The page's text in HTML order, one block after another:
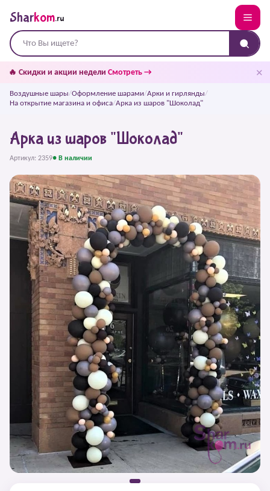
Sharkom.ru
🔥 Скидки и акции недели Смотреть → ✕
Воздушные шары/Оформление шарами/Арки и гирлянды/
На открытие магазина и офиса/Арка из шаров "Шоколад"
Арка из шаров "Шоколад"
Артикул: 2359● В наличии